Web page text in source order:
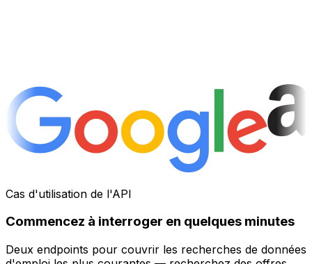
Cas d'utilisation de l'API
Commencez à interroger en quelques minutes
Deux endpoints pour couvrir les recherches de données